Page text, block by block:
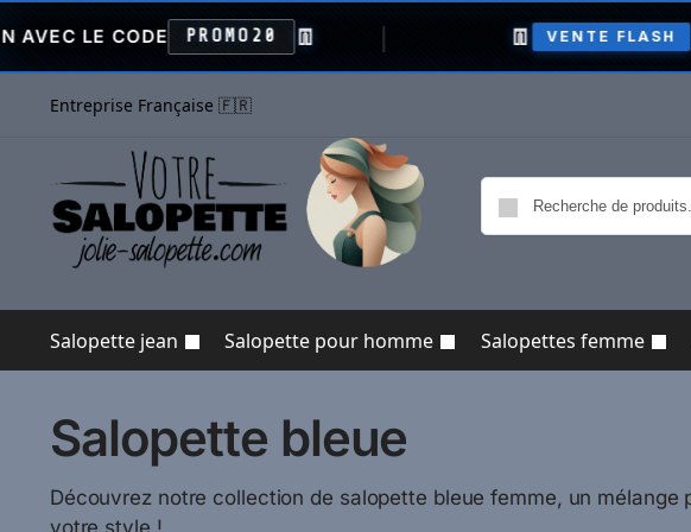
PROMO20 👖 VENTE FLASH -20% SUR
Entreprise Française 🇫🇷
Salopette jean Salopette pour homme Salopettes femme
Salopette bleue
Découvrez notre collection de salopette bleue femme, un
votre style !